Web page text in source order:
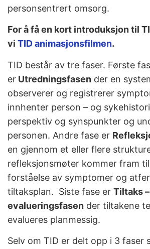
personsentrert omsorg.
For å få en kort introduksjon til
vi TID animasjonsfilmen.
TID består av tre faser. Første
er Utredningsfasen der en
observerer og registrerer
innhenter person – og
perspektiv og synspunkter og
personen. Andre fase er
en gjennom et eller flere
refleksjonsmøter kommer fram
forståelse av symptomer og
tiltaksplan. Siste fase er Tiltaks
evalueringsfasen der tiltakene
evalueres planmessig.
Selv om TID er delt opp i 3 faser